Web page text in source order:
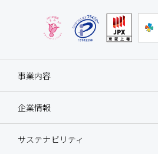
事業内容
企業情報
サステナビリティ